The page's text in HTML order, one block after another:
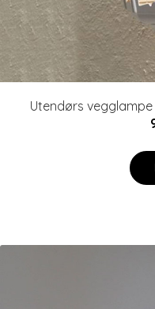
Utendørs vegglampe